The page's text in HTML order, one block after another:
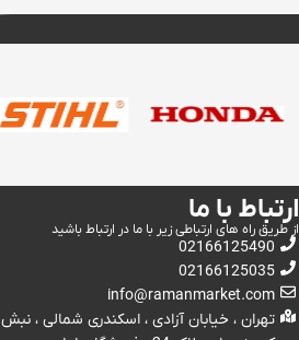
ارتباط با ما
از طریق راه های ارتباطی زیر با ما در ارتباط باشید
02166125490
02166125035
info@ramanmarket.com
تهران ، خیابان آزادی ، اسکندری شمالی ، نبش